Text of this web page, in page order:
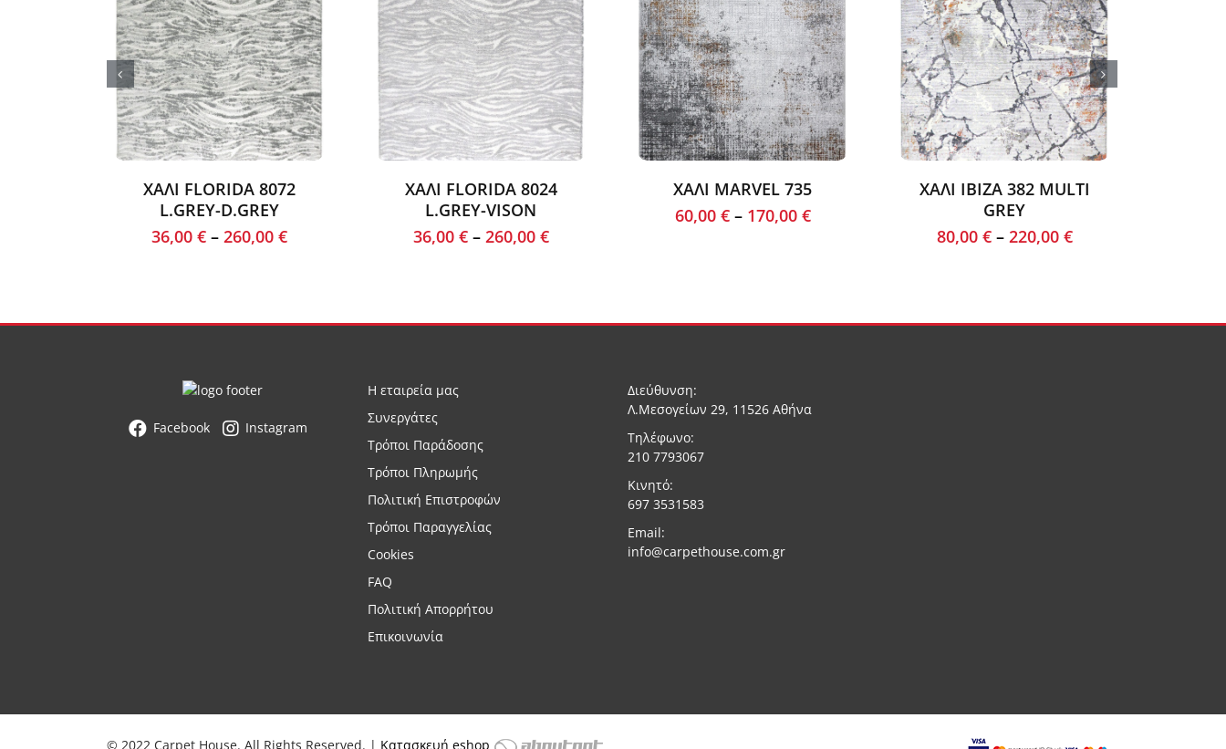
ΧΑΛΙ FLORIDA 8072
L.GREY-D.GREY
36,00 €– 260,00 €
ΧΑΛΙ FLORIDA 8024
L.GREY-VISON
36,00 €– 260,00 €
ΧΑΛΙ MARVEL 735
60,00 €– 170,00 €
ΧΑΛΙ IBIZA 382 MULTI
GREY
80,00 €– 220,00 €
Facebook Instagram
Η εταιρεία μας
Συνεργάτες
Τρόποι Παράδοσης
Τρόποι Πληρωμής
Πολιτική Επιστροφών
Τρόποι Παραγγελίας
Cookies
FAQ
Πολιτική Απορρήτου
Επικοινωνία
Διεύθυνση:
Λ.Μεσογείων 29, 11526 Αθήνα
Τηλέφωνο:
210 7793067
Κινητό:
697 3531583
Email:
info@carpethouse.com.gr
© 2022 Carpet House. All Rights Reserved. | Κατασκευή eshop